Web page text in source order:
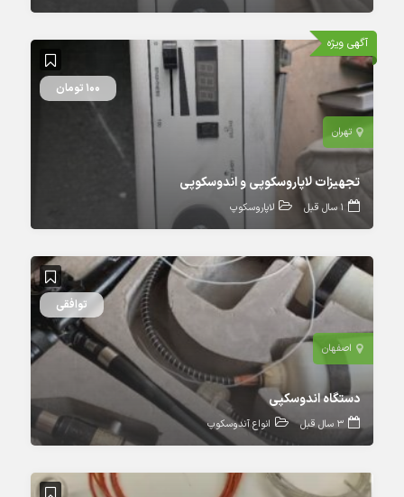
آگهی ویژه
تهران
100 تومان
تجهیزات لاپاروسکوپی و اندوسکوپی
1 سال قبل لاپاروسکوپ
اصفهان
توافقی
دستگاه اندوسکپی
3 سال قبل انواع آندوسکوپ